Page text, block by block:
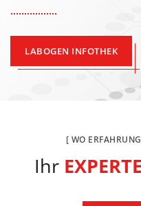
LABOGEN INFOTHEK
[ WO
Ihr EXPERTE